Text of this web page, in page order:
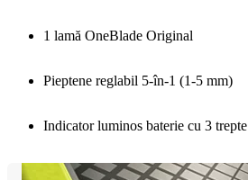
1 lamă OneBlade Original
Pieptene reglabil 5-în-1 (1-5 mm)
Indicator luminos baterie cu 3 trepte